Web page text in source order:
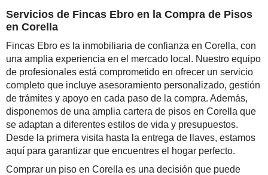
Servicios de Fincas Ebro en la Compra de Pisos
en Corella
Fincas Ebro es la inmobiliaria de confianza en Corella, con
una amplia experiencia en el mercado local. Nuestro equipo
de profesionales está comprometido en ofrecer un servicio
completo que incluye asesoramiento personalizado, gestión
de trámites y apoyo en cada paso de la compra. Además,
disponemos de una amplia cartera de pisos en Corella que
se adaptan a diferentes estilos de vida y presupuestos.
Desde la primera visita hasta la entrega de llaves, estamos
aquí para garantizar que encuentres el hogar perfecto.
Comprar un piso en Corella es una decisión que puede